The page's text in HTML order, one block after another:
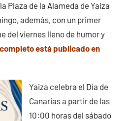
Plaza de la Alameda de Yaiza
además, con un primer
del viernes lleno de humor y
está publicado en
Yaiza celebra el Día de
Canarias a partir de las
10:00 horas del sábado